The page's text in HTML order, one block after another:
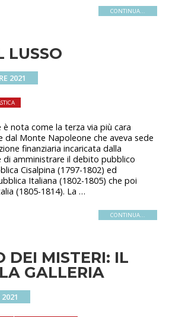
CONTINUA...
LUSSO
2021
nota come la terza via più cara
dal Monte Napoleone che aveva sede
finanziaria incaricata dalla
di amministrare il debito pubblico
Cisalpina (1797-1802) ed
Italiana (1802-1805) che poi
(1805-1814). La …
CONTINUA...
DEI MISTERI: IL
GALLERIA